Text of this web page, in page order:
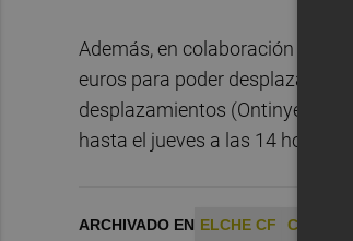
Además, en colaboración con
euros para poder desplazarse
desplazamientos (Ontinyent,
hasta el jueves a las 14 horas.
ARCHIVADO EN ELCHE CF CD